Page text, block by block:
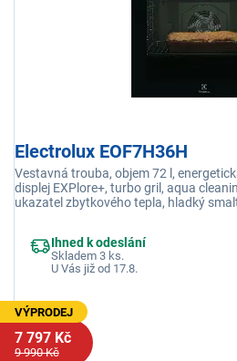
Electrolux EOF7H36H
Vestavná trouba, objem 72 l,
displej EXPlore+, turbo gril, aqua
ukazatel zbytkového tepla, hladký
Ihned k odeslání
Skladem 3 ks.
U Vás již od 17.8.
VÝPRODEJ
7 797 Kč
9 990 Kč